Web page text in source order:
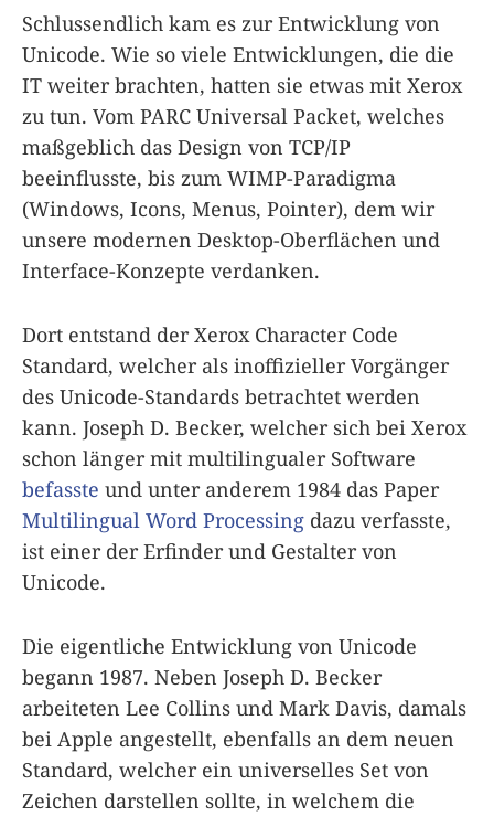
Schlussendlich kam es zur Entwicklung von
Unicode. Wie so viele Entwicklungen, die die
IT weiter brachten, hatten sie etwas mit Xerox
zu tun. Vom PARC Universal Packet, welches
maßgeblich das Design von TCP/IP
beeinflusste, bis zum WIMP-Paradigma
(Windows, Icons, Menus, Pointer), dem wir
unsere modernen Desktop-Oberflächen und
Interface-Konzepte verdanken.
Dort entstand der Xerox Character Code
Standard, welcher als inoffizieller Vorgänger
des Unicode-Standards betrachtet werden
kann. Joseph D. Becker, welcher sich bei Xerox
schon länger mit multilingualer Software
befasste und unter anderem 1984 das Paper
Multilingual Word Processing dazu verfasste,
ist einer der Erfinder und Gestalter von
Unicode.
Die eigentliche Entwicklung von Unicode
begann 1987. Neben Joseph D. Becker
arbeiteten Lee Collins und Mark Davis, damals
bei Apple angestellt, ebenfalls an dem neuen
Standard, welcher ein universelles Set von
Zeichen darstellen sollte, in welchem die